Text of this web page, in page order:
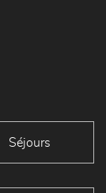
Séjours